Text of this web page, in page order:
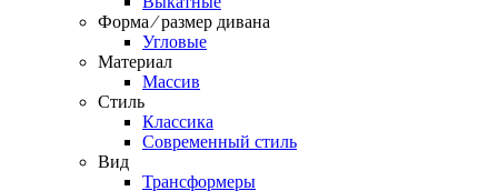
Форма ⁄ размер дивана
Угловые
Материал
Массив
Стиль
Классика
Современный стиль
Вид
Трансформеры